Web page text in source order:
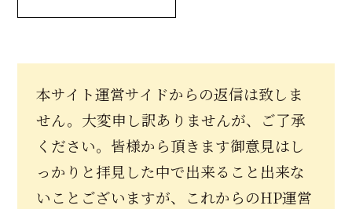
本サイト運営サイドからの返信は致しま
せん。大変申し訳ありませんが、ご了承
ください。皆様から頂きます御意見はし
っかりと拝見した中で出来ること出来な
いことございますが、これからのHP運営